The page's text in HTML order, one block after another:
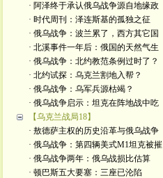
· 阿泽终于承认俄乌战争源自地缘政
· 时代周刊：泽连斯基的孤独之征
· 俄乌战争：波兰累了，西方其它国
· 北溪事件一年后：俄国的天然气生
· 俄乌战争：北约教范条例过时了？
· 北约试探：乌克兰割地入帮？
· 俄乌战争：乌军兵源枯竭？
· 俄乌战争启示：坦克在阵地战中吃
【乌克兰战局18】
· 敖德萨主权的历史沿革与俄乌战争
· 俄乌战争：第四辆美式M1坦克被摧
· 俄乌战争两年：俄乌战损比估算
· 顿巴斯五大要塞：三座已沦陷